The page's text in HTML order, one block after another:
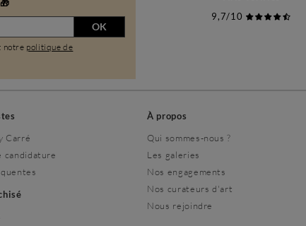
OK
notre politique de
9,7/10
Carré
candidature
À propos
Qui sommes-nous ?
Les galeries
Nos engagements
Nos curateurs d'art
Nous rejoindre